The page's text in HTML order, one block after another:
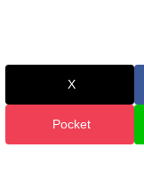
X
Pocket